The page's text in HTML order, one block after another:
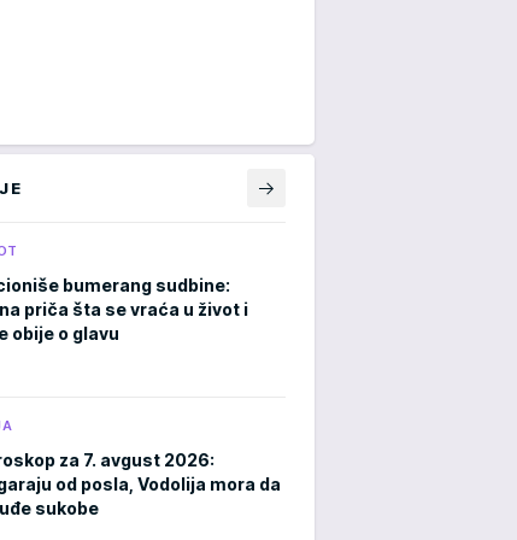
bumerang sudbine:
priča šta se vraća u život i
obije o glavu
za 7. avgust 2026:
od posla, Vodolija mora da
sukobe